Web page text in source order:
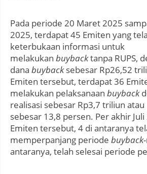
Pada periode 20 Maret 2025
2025, terdapat 45 Emiten yang
keterbukaan informasi untuk
melakukan buybacktanpa RUPS,
dana buybacksebesar Rp26,52
Emiten tersebut, terdapat 36
melakukan pelaksanaan buyback
realisasi sebesar Rp3,7 triliun atau
sebesar 13,8 persen. Per akhir
Emiten tersebut, 4 di antaranya
memperpanjang periode buyback-
antaranya, telah selesai periode